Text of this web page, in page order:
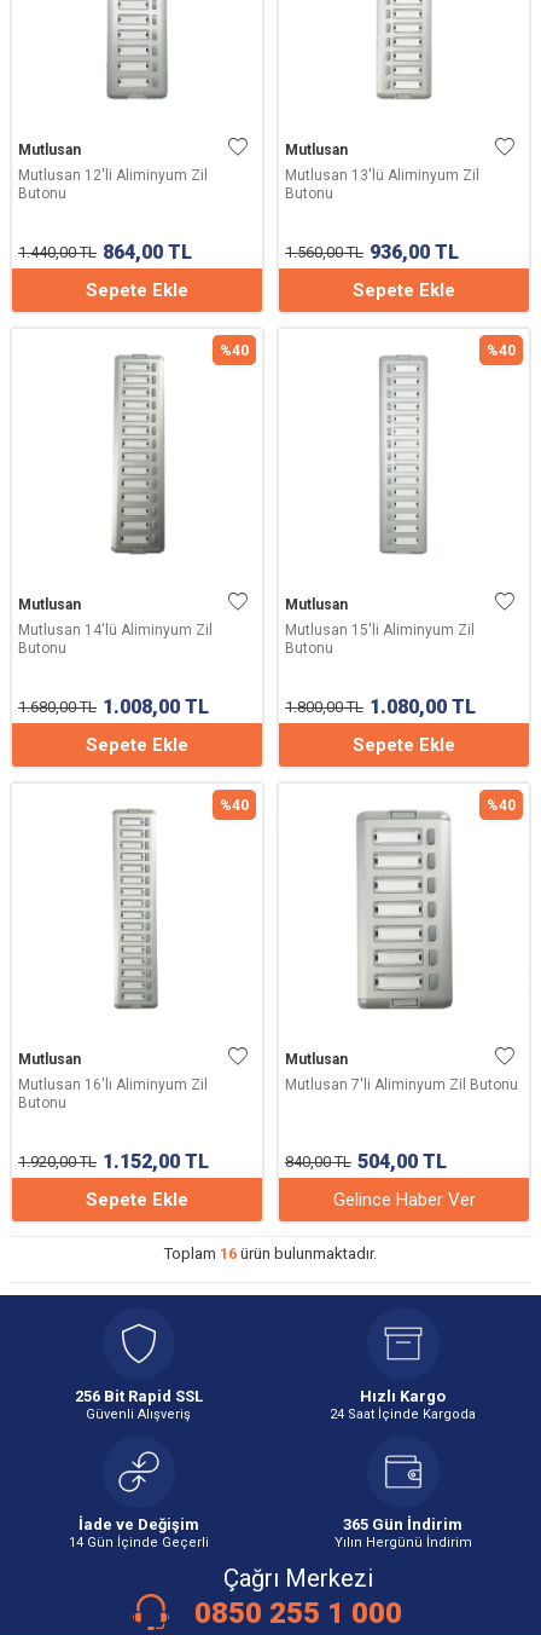
Mutlusan
Mutlusan 12'li Aliminyum Zil
Butonu
1.440,00TL 864,00 TL
Sepete Ekle
Mutlusan
Mutlusan 13'lü Aliminyum Zil
Butonu
1.560,00TL 936,00 TL
Sepete Ekle
%40
Mutlusan
Mutlusan 14'lü Aliminyum Zil
Butonu
1.680,00TL 1.008,00 TL
Sepete Ekle
%40
Mutlusan
Mutlusan 15'li Aliminyum Zil
Butonu
1.800,00TL 1.080,00 TL
Sepete Ekle
%40
Mutlusan
Mutlusan 16'lı Aliminyum Zil
Butonu
1.920,00TL 1.152,00 TL
Sepete Ekle
%40
Mutlusan
Mutlusan 7'li Aliminyum Zil Butonu
840,00TL 504,00 TL
Gelince Haber Ver
Toplam 16 ürün bulunmaktadır.
256 Bit Rapid SSL
Güvenli Alışveriş
Hızlı Kargo
24 Saat İçinde Kargoda
İade ve Değişim
14 Gün İçinde Geçerli
365 Gün İndirim
Yılın Hergünü İndirim
Çağrı Merkezi
0850 255 1 000